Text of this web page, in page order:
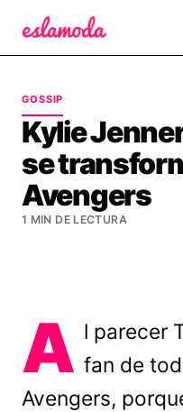
GOSSIP
Kylie
se
Avengers
1 MIN DE LECTURA
A l parecer
fan de
Avengers,